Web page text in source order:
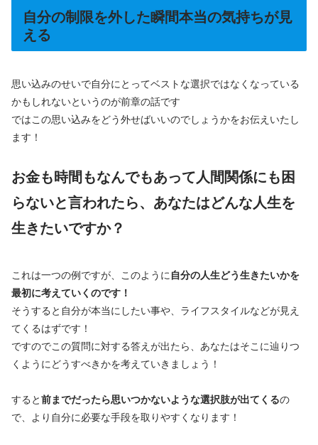
自分の制限を外した瞬間本当の気持ちが見
える
思い込みのせいで自分にとってベストな選択ではなくなっている
かもしれないというのが前章の話です
ではこの思い込みをどう外せばいいのでしょうかをお伝えいたし
ます！
お金も時間もなんでもあって人間関係にも困
らないと言われたら、あなたはどんな人生を
生きたいですか？
これは一つの例ですが、このように 自分の人生どう生きたいかを
最初に考えていくのです！
そうすると自分が本当にしたい事や、ライフスタイルなどが見え
てくるはずです！
ですのでこの質問に対する答えが出たら、あなたはそこに辿りつ
くようにどうすべきかを考えていきましょう！
すると前までだったら思いつかないような選択肢が出てくるの
で、より自分に必要な手段を取りやすくなります！